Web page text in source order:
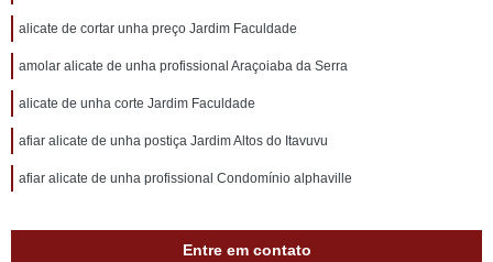
alicate de cortar unha preço Jardim Faculdade
amolar alicate de unha profissional Araçoiaba da Serra
alicate de unha corte Jardim Faculdade
afiar alicate de unha postiça Jardim Altos do Itavuvu
afiar alicate de unha profissional Condomínio alphaville
Entre em contato